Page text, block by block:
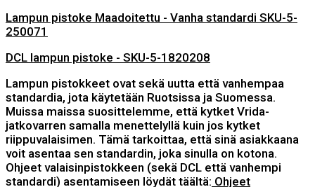
Lampun pistoke Maadoitettu - Vanha standardi SKU-5-
250071
DCL lampun pistoke - SKU-5-1820208
Lampun pistokkeet ovat sekä uutta että vanhempaa
standardia, jota käytetään Ruotsissa ja Suomessa.
Muissa maissa suosittelemme, että kytket Vrida-
jatkovarren samalla menettelyllä kuin jos kytket
riippuvalaisimen. Tämä tarkoittaa, että sinä asiakkaana
voit asentaa sen standardin, joka sinulla on kotona.
Ohjeet valaisinpistokkeen (sekä DCL että vanhempi
standardi) asentamiseen löydät täältä: Ohjeet